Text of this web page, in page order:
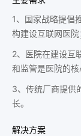
1、国家战略提倡
构建设互联网医院
2、医院在建设互
和监管是医院的核
3、传统厂商提供
长。
解决方案